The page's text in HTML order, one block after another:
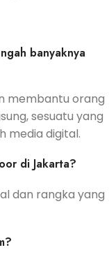
banyaknya
membantu orang
sesuatu yang
media digital.
di Jakarta?
dan rangka yang